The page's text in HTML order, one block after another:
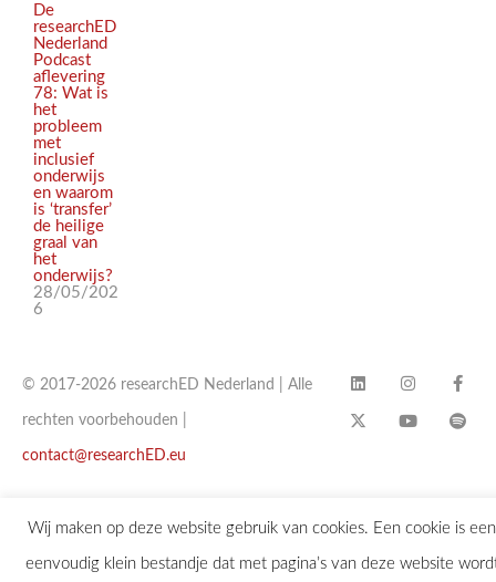
De
researchED
Nederland
Podcast
aflevering
78: Wat is
het
probleem
met
inclusief
onderwijs
en waarom
is ‘transfer’
de heilige
graal van
het
onderwijs?
28/05/202
6
© 2017-2026 researchED Nederland | Alle
rechten voorbehouden |
contact@researchED.eu
Wij maken op deze website gebruik van cookies. Een cookie is een
eenvoudig klein bestandje dat met pagina’s van deze website